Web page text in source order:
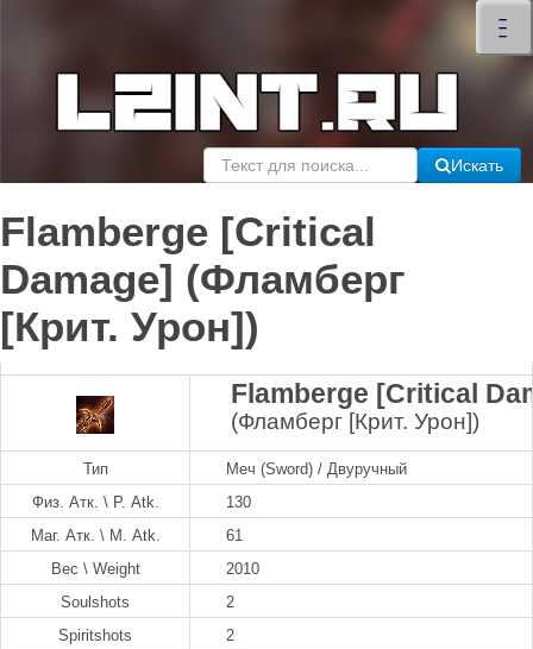
–
–
–
×
Искать
Flamberge [Critical
Damage] (Фламберг
[Крит. Урон])
Flamberge [Critical
(Фламберг [Крит. Урон])
Тип
Меч (Sword) / Двуручный
Физ. Атк. \ P. Atk.
130
Маг. Атк. \ M. Atk.
61
Вес \ Weight
2010
Soulshots
2
Spiritshots
2